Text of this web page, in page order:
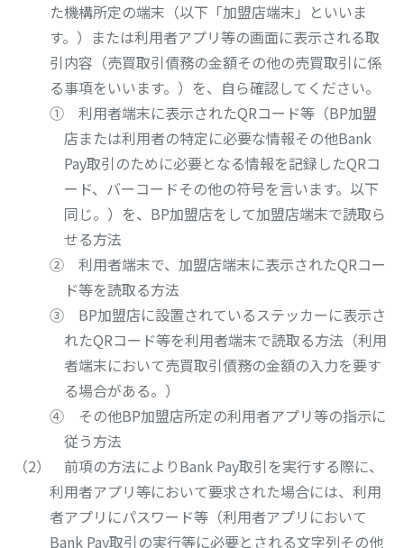
た機構所定の端末（以下「加盟店端末」といいま
す。）または利用者アプリ等の画面に表示される取
引内容（売買取引債務の金額その他の売買取引に係
る事項をいいます。）を、自ら確認してください。
① 利用者端末に表示されたQRコード等（BP加盟
店または利用者の特定に必要な情報その他Bank
Pay取引のために必要となる情報を記録したQRコ
ード、バーコードその他の符号を言います。以下
同じ。）を、BP加盟店をして加盟店端末で読取ら
せる方法
② 利用者端末で、加盟店端末に表示されたQRコー
ド等を読取る方法
③ BP加盟店に設置されているステッカーに表示さ
れたQRコード等を利用者端末で読取る方法（利用
者端末において売買取引債務の金額の入力を要す
る場合がある。）
④ その他BP加盟店所定の利用者アプリ等の指示に
従う方法
前項の方法によりBank Pay取引を実行する際に、
利用者アプリ等において要求された場合には、利用
者アプリにパスワード等（利用者アプリにおいて
Bank Pay取引の実行等に必要とされる文字列その他